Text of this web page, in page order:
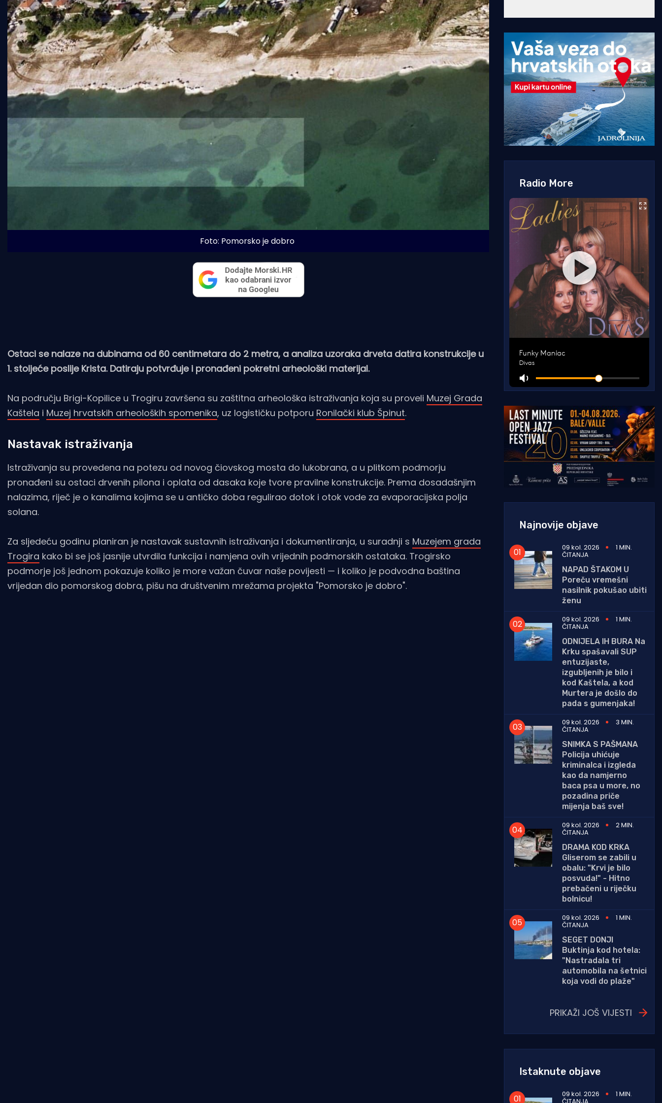
Foto: Pomorsko je dobro
Ostaci se nalaze na dubinama od 60 centimetara do 2 metra, a analiza uzoraka drveta datira konstrukcije u
1. stoljeće poslije Krista. Datiraju potvrđuje i pronađeni pokretni arheološki materijal.
Na području Brigi-Kopilice u Trogiru završena su zaštitna arheološka istraživanja koja su proveli Muzej Grada
Kaštela i Muzej hrvatskih arheoloških spomenika, uz logističku potporu Ronilački klub Špinut.
Nastavak istraživanja
Istraživanja su provedena na potezu od novog čiovskog mosta do lukobrana, a u plitkom podmorju
pronađeni su ostaci drvenih pilona i oplata od dasaka koje tvore pravilne konstrukcije. Prema dosadašnjim
nalazima, riječ je o kanalima kojima se u antičko doba regulirao dotok i otok vode za evaporacijska polja
solana.
Za sljedeću godinu planiran je nastavak sustavnih istraživanja i dokumentiranja, u suradnji s Muzejem grada
Trogira kako bi se još jasnije utvrdila funkcija i namjena ovih vrijednih podmorskih ostataka. Trogirsko
podmorje još jednom pokazuje koliko je more važan čuvar naše povijesti — i koliko je podvodna baština
vrijedan dio pomorskog dobra, pišu na društvenim mrežama projekta "Pomorsko je dobro".
Radio More
Najnovije objave
09 kol. 2026 1 MIN.
ČITANJA
NAPAD ŠTAKOM U
Poreču vremešni
nasilnik pokušao ubiti
ženu
09 kol. 2026
1 MIN.
ČITANJA
ODNIJELA IH BURA Na
Krku spašavali SUP
entuzijaste,
izgubljenih je bilo i
kod Kaštela, a kod
Murtera je došlo do
pada s gumenjaka!
09 kol. 2026
3 MIN.
ČITANJA
SNIMKA S PAŠMANA
Policija uhićuje
kriminalca i izgleda
kao da namjerno
baca psa u more, no
pozadina priče
mijenja baš sve!
09 kol. 2026
2 MIN.
ČITANJA
DRAMA KOD KRKA
Gliserom se zabili u
obalu: "Krvi je bilo
posvuda!" - Hitno
prebačeni u riječku
bolnicu!
09 kol. 2026
1 MIN.
ČITANJA
SEGET DONJI
Buktinja kod hotela:
"Nastradala tri
automobila na šetnici
koja vodi do plaže"
PRIKAŽI JOŠ VIJESTI
Istaknute objave
09 kol. 2026 1 MIN.
ČITANJA